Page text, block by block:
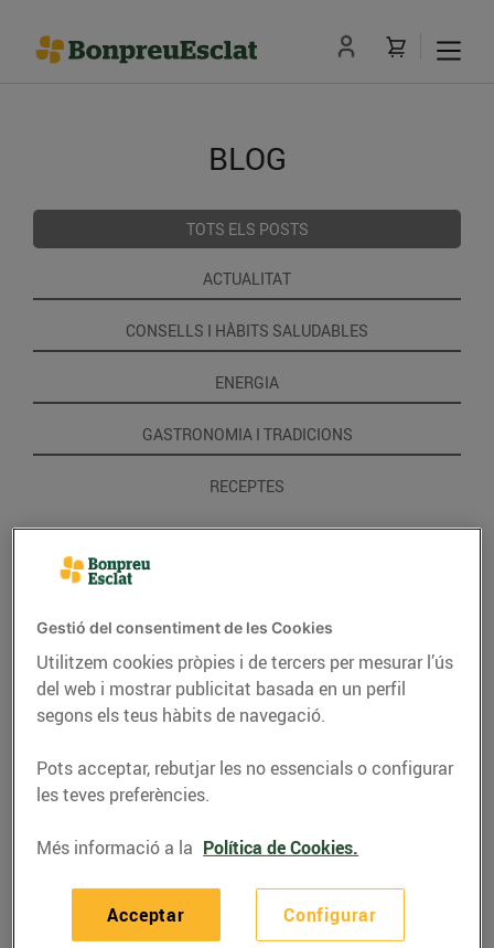
BLOG
TOTS ELS POSTS
ACTUALITAT
CONSELLS I HÀBITS SALUDABLES
ENERGIA
GASTRONOMIA I TRADICIONS
RECEPTES
RECEPTES
Sopa de carxofa amb
curri
01/de febrer/2021
Gestió del consentiment de les Cookies
Utilitzem cookies pròpies i de tercers per mesurar l’ús
del web i mostrar publicitat basada en un perfil
segons els teus hàbits de navegació.
Pots acceptar, rebutjar les no essencials o configurar
les teves preferències.
Més informació a la Política de Cookies.
Configurar
Acceptar